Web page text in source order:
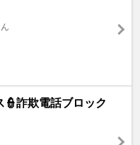
👮詐欺電話ブロック